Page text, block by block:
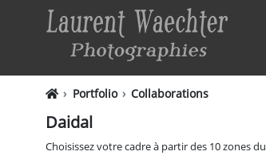
Portfolio Collaborations
Daidal
Choisissez votre cadre à partir des 10 zones du